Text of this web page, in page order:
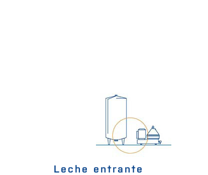
Leche entrante